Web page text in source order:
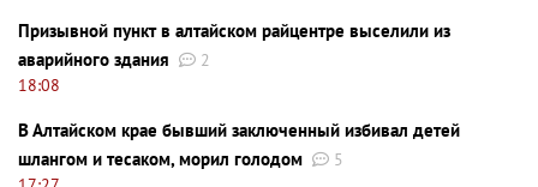
Призывной пункт в алтайском райцентре выселили из
аварийного здания
2
18:08
В Алтайском крае бывший заключенный избивал детей
шлангом и тесаком, морил голодом
5